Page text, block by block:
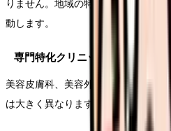
りません。地域の特性や医療機関の
動します。
専門特化クリニックの給与事情
美容皮膚科、美容外科、美容歯科な
は大きく異なります。